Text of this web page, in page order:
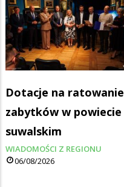
Dotacje na ratowanie
zabytków w powiecie
suwalskim
WIADOMOŚCI Z REGIONU
06/08/2026